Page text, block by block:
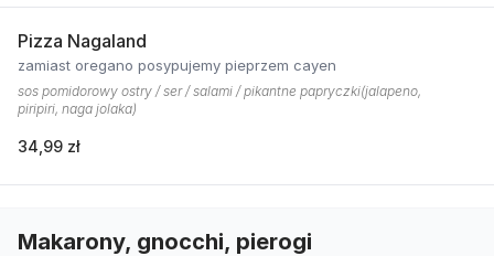
Pizza Nagaland
zamiast oregano posypujemy pieprzem cayen
sos pomidorowy ostry / ser / salami / pikantne papryczki(jalapeno,
piripiri, naga jolaka)
34,99 zł
Makarony, gnocchi, pierogi